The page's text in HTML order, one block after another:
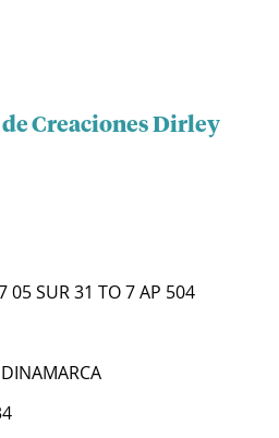
Creaciones Dirley
05 SUR 31 TO 7 AP 504